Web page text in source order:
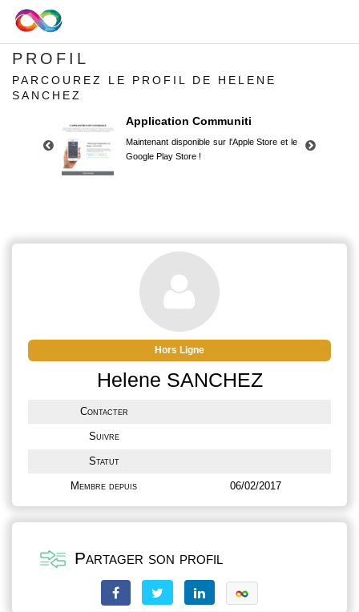
PROFIL
PARCOUREZ LE PROFIL DE HELENE
SANCHEZ
Application Communiti
Maintenant disponible sur l'Apple Store et le
Google Play Store !
Google Play Store !
Hors Ligne
Helene SANCHEZ
Contacter
Suivre
Statut
Membre depuis 06/02/2017
Partager son profil